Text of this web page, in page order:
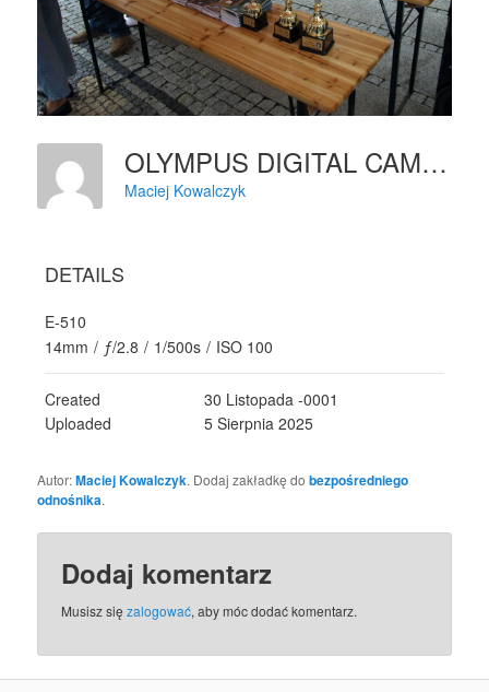
OLYMPUS DIGITAL CAMERA
Maciej Kowalczyk
DETAILS
E-510
14mm / ƒ/2.8 / 1/500s / ISO 100
Created
30 Listopada -0001
Uploaded
5 Sierpnia 2025
Autor:Maciej Kowalczyk. Dodaj zakładkę dobezpośredniego
odnośnika.
Dodaj komentarz
Musisz sięzalogować, aby móc dodać komentarz.